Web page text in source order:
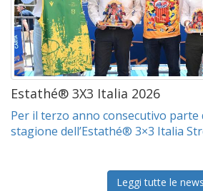
Estathé® 3X3 Italia 2026
Per il terzo anno consecutivo parte
stagione dell’Estathé® 3×3 Italia
Leggi tutte le news